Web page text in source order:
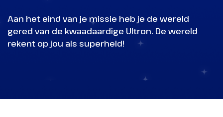
Aan het eind van je missie heb je de wereld
gered van de kwaadaardige Ultron. De wereld
rekent op jou als superheld!